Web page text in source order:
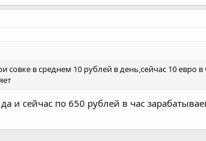
совке в среднем 10 рублей в день,сейчас 10 евро
и сейчас по 650 рублей в час